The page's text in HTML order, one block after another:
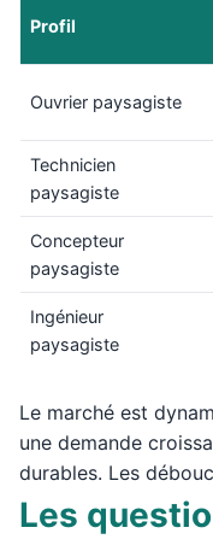
Profil
Ouvrier paysagiste
Technicien
paysagiste
Concepteur
paysagiste
Ingénieur
paysagiste
Le marché est
une demande
durables. Les
Les